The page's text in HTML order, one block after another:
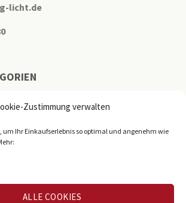
Zustimmung verwalten
um Ihr Einkaufserlebnis so optimal und angenehm wie
ALLE COOKIES
licht.de